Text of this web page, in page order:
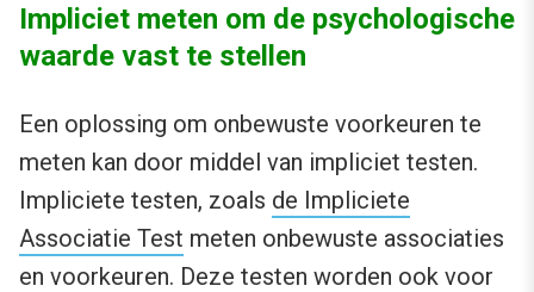
Impliciet meten om de psychologische
waarde vast te stellen
Een oplossing om onbewuste voorkeuren te
meten kan door middel van impliciet testen.
Impliciete testen, zoals de Impliciete
Associatie Test meten onbewuste associaties
en voorkeuren. Deze testen worden ook voor